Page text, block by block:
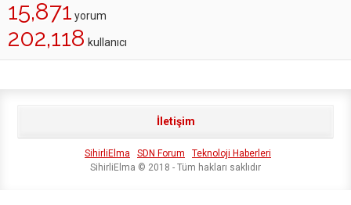
15,871 yorum
202,118 kullanıcı
İletişim
SihirliElma SDN Forum
Teknoloji Haberleri
SihirliElma © 2018 - Tüm hakları saklıdır